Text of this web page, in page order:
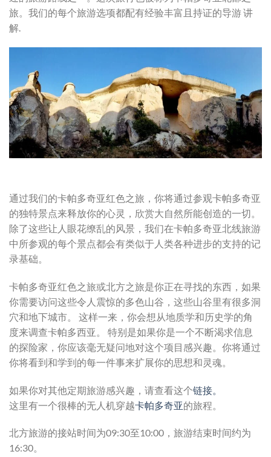
旅。我们的每个旅游选项都配有经验丰富且持证的导游 讲
解.
通过我们的卡帕多奇亚红色之旅，你将通过参观卡帕多奇亚
的独特景点来释放你的心灵，欣赏大自然所能创造的一切。
除了这些让人眼花缭乱的风景，我们在卡帕多奇亚北线旅游
中所参观的每个景点都会有类似于人类各种进步的支持的记
录基础。
卡帕多奇亚红色之旅或北方之旅是你正在寻找的东西，如果
你需要访问这些令人震惊的多色山谷，这些山谷里有很多洞
穴和地下城市。 这样一来，你会想从地质学和历史学的角
度来调查卡帕多西亚。 特别是如果你是一个不断渴求信息
的探险家，你应该毫无疑问地对这个项目感兴趣。你将通过
你将看到和学到的每一件事来扩展你的思想和灵魂。
如果你对其他定期旅游感兴趣，请查看这个链接。
这里有一个很棒的无人机穿越卡帕多奇亚的旅程。
北方旅游的接站时间为09:30至10:00，旅游结束时间约为
16:30。